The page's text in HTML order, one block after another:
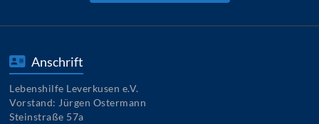
Anschrift
Lebenshilfe Leverkusen e.V.
Vorstand: Jürgen Ostermann
Steinstraße 57a